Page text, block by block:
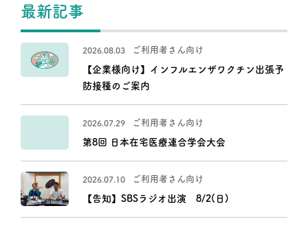
最新記事
2026.08.03 ご利用者さん向け
【企業様向け】インフルエンザワクチン出張予
防接種のご案内
2026.07.29 ご利用者さん向け
第8回 日本在宅医療連合学会大会
2026.07.10 ご利用者さん向け
【告知】SBSラジオ出演 8/2(日)